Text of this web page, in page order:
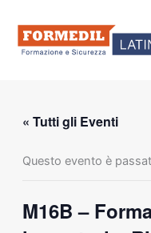
contenuto
« Tutti gli Eventi
Questo evento è
M16B –